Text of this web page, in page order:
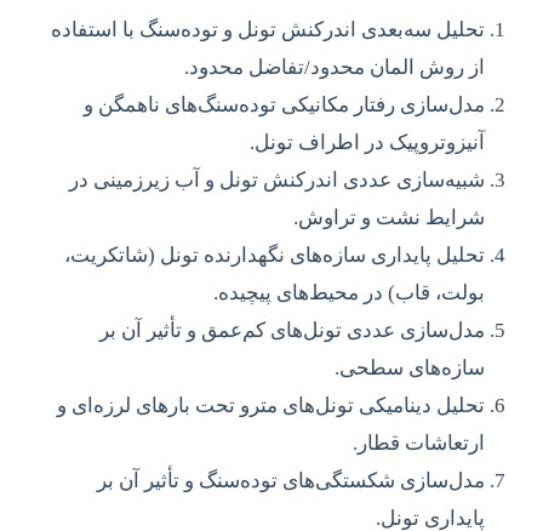
تحلیل سه‌بعدی اندرکنش تونل و توده‌سنگ با استفاده
از روش المان محدود/تفاضل محدود.
مدل‌سازی رفتار مکانیکی توده‌سنگ‌های ناهمگن و
آنیزوتروپیک در اطراف تونل.
شبیه‌سازی عددی اندرکنش تونل و آب زیرزمینی در
شرایط نشت و تراوش.
تحلیل پایداری سازه‌های نگهدارنده تونل (شاتکریت،
بولت، قاب) در محیط‌های پیچیده.
مدل‌سازی عددی تونل‌های کم‌عمق و تأثیر آن بر
سازه‌های سطحی.
تحلیل دینامیکی تونل‌های مترو تحت بارهای لرزه‌ای و
ارتعاشات قطار.
مدل‌سازی شکستگی‌های توده‌سنگ و تأثیر آن بر
پایداری تونل.